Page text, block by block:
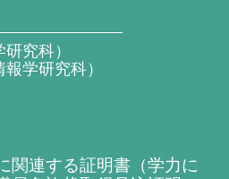
究科）
学研究科）
関連する証明書（学力に